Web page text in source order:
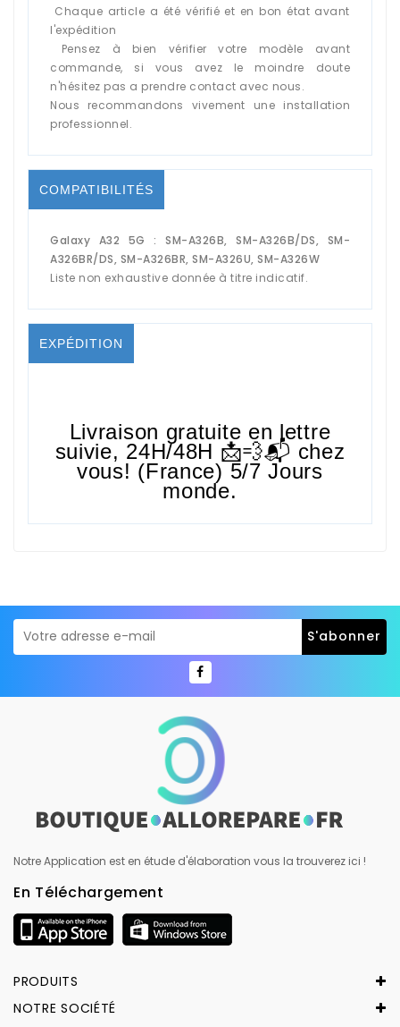
Chaque article a été vérifié et en bon état avant
l'expédition
Pensez à bien vérifier votre modèle avant
commande, si vous avez le moindre doute
n'hésitez pas a prendre contact avec nous.
Nous recommandons vivement une installation
professionnel.
COMPATIBILITÉS
Galaxy A32 5G : SM-A326B, SM-A326B/DS, SM-
A326BR/DS, SM-A326BR, SM-A326U, SM-A326W
Liste non exhaustive donnée à titre indicatif.
EXPÉDITION
Livraison gratuite en lettre
suivie, 24H/48H 📩💨📬 chez
vous! (France) 5/7 Jours
monde.
Notre Application est en étude d'élaboration vous la trouverez ici !
En Téléchargement
PRODUITS
NOTRE SOCIÉTÉ